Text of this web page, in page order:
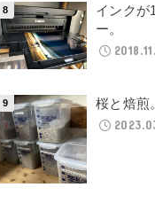
インクが
ー。
桜と焙煎